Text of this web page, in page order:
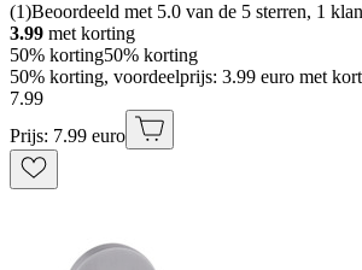
(1)Beoordeeld met 5.0 van de 5 sterren, 1
3.99 met korting
50% korting50% korting
50% korting, voordeelprijs: 3.99 euro met
7.99
Prijs: 7.99 euro